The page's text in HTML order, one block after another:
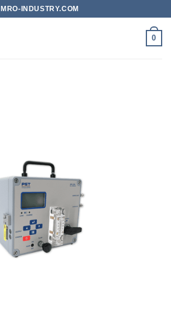
MRO-INDUSTRY.COM
0